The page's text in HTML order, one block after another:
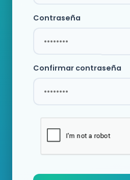
Contraseña
Confirmar contraseña